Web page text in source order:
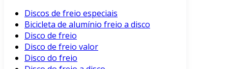
Discos de freio especiais
Bicicleta de alumínio freio a disco
Disco de freio
Disco de freio valor
Disco do freio